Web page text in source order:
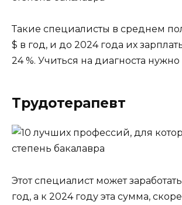
Такие специалисты в среднем
$ в год, и до 2024 года их
24 %. Учиться на диагноста
Трудотерапевт
Этот специалист может
год, а к 2024 году эта сумма,